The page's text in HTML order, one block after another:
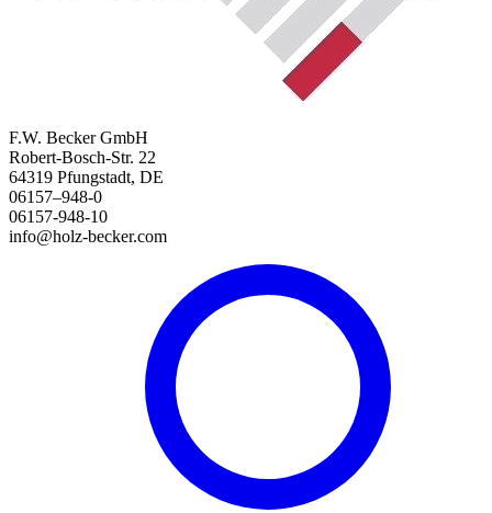
F.W. Becker GmbH
Robert-Bosch-Str. 22
64319 Pfungstadt, DE
06157–948-0
06157-948-10
info@holz-becker.com